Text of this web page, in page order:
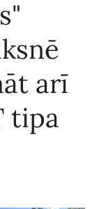
arī
tipa